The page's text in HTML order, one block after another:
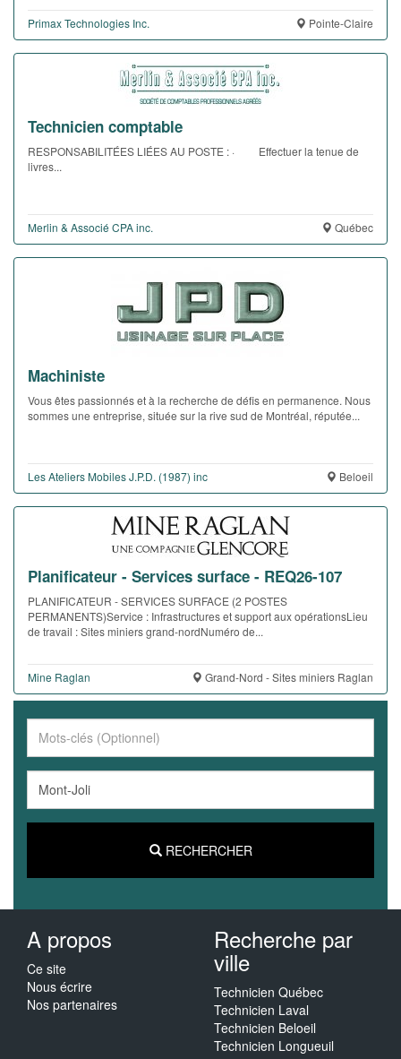
Primax Technologies Inc. Pointe-Claire
Technicien comptable
RESPONSABILITÉES LIÉES AU POSTE : · Effectuer la tenue de
livres...
Merlin & Associé CPA inc. Québec
Machiniste
Vous êtes passionnés et à la recherche de défis en permanence. Nous
sommes une entreprise, située sur la rive sud de Montréal, réputée...
Les Ateliers Mobiles J.P.D. (1987) inc Beloeil
Planificateur - Services surface - REQ26-107
PLANIFICATEUR - SERVICES SURFACE (2 POSTES
PERMANENTS)Service : Infrastructures et support aux opérationsLieu
de travail : Sites miniers grand-nordNuméro de...
Mine Raglan Grand-Nord - Sites miniers Raglan
RECHERCHER
A propos
Ce site
Nous écrire
Nos partenaires
Recherche par
ville
Technicien Québec
Technicien Laval
Technicien Beloeil
Technicien Longueuil